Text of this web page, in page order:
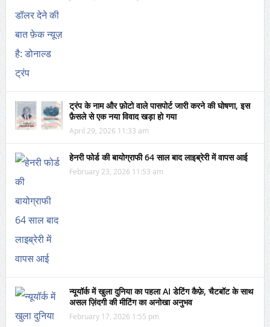
ट्रंप के नाम और फ़ोटो वाले पासपोर्ट जारी करने की घोषणा, इस
फ़ैसले से एक नया विवाद खड़ा हो गया
April 29, 2026 11:33 am
हेनरी फोर्ड की बायोग्राफी 64 साल बाद लाइब्रेरी में वापस आई
February 23, 2026 11:53 am
न्यूयॉर्क में खुला दुनिया का पहला AI डेटिंग कैफ़े, चैटबॉट के साथ
असल ज़िंदगी की मीटिंग का अनोखा अनुभव
February 17, 2026 1:55 pm